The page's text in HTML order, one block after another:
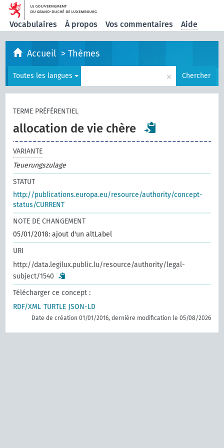
Vocabulaires À propos Vos commentaires Aide
Accueil >Thèmes
Toutes les langues × Chercher
TERME PRÉFÉRENTIEL
allocation de vie chère
VARIANTE
Teuerungszulage
STATUT
http://publications.europa.eu/resource/authority/concept-
status/CURRENT
NOTE DE CHANGEMENT
05/01/2018: ajout d'un altLabel
URI
http://data.legilux.public.lu/resource/authority/legal-
subject/1540
Télécharger ce concept :
RDF/XML TURTLE JSON-LD
Date de création 01/01/2016, dernière modification le 05/08/2026